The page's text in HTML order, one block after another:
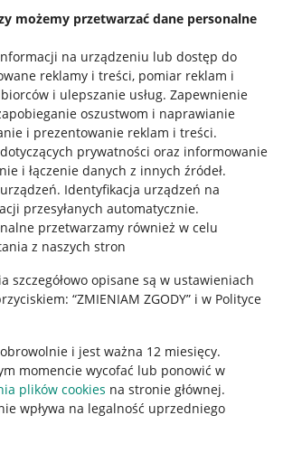
możemy przetwarzać dane personalne
na urządzeniu lub dostęp do
reklamy i treści, pomiar reklam i
i ulepszanie usług. Zapewnienie
oszustwom i naprawianie
i prezentowanie reklam i treści.
prywatności oraz informowanie
i łączenie danych z innych źródeł.
. Identyfikacja urządzeń na
przesyłanych automatycznie.
przetwarzamy również w celu
z naszych stron
szczegółowo opisane są w ustawieniach
“ZMIENIAM ZGODY” i w Polityce
i jest ważna 12 miesięcy.
momencie wycofać lub ponowić w
plików cookies na stronie głównej.
wpływa na legalność uprzedniego
sprzedających
kupujących
"cookies"
o Usługach Cyfrowych